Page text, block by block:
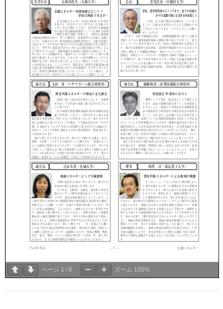
ページ 1 / 6 ズーム 100%